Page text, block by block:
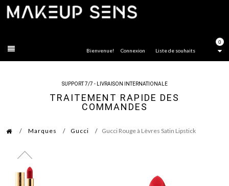
0
Liste de souhaits
Bienvenue! Connexion
SUPPORT 7/7 - LIVRAISON INTERNATIONALE
TRAITEMENT RAPIDE DES
COMMANDES
Marques Gucci Gucci Rouge à Lèvres Satin Lipstick